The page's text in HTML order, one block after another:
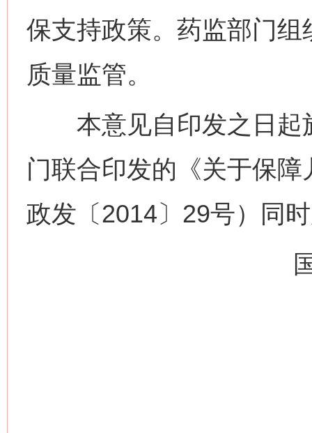
保支持政策。药监部门
质量监管。
本意见自印发之日起
门联合印发的《关于保
政发〔2014〕29号）同